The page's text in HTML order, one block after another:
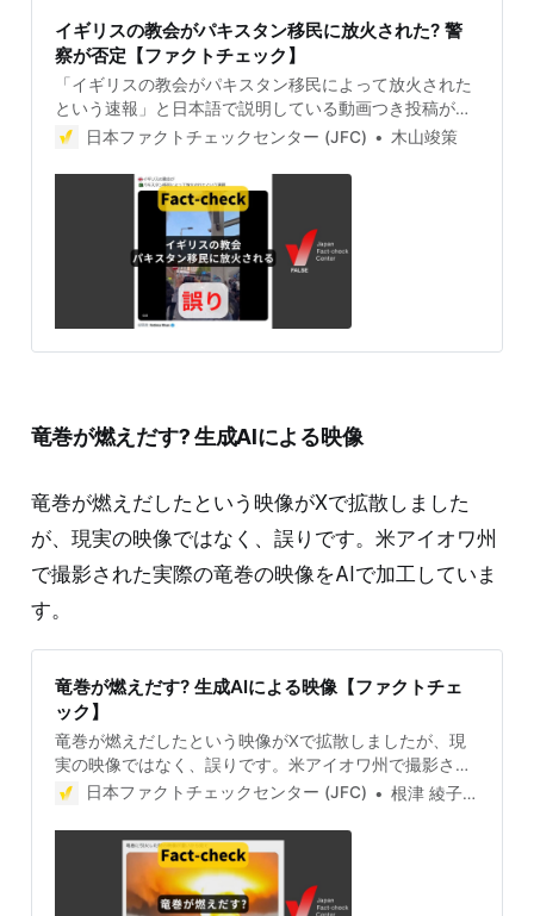
イギリスの教会がパキスタン移民に放火された? 警
察が否定【ファクトチェック】
「イギリスの教会がパキスタン移民によって放火された
という速報」と日本語で説明している動画つき投稿が拡
散しましたが、誤りです。火災は2025年4月に撮影され
否定しています。 検証対象 2025年8月28日、「イギリ
スの教会がパキスタン移民によって放火されたという速
報」と日本語で書かれた動画つき投稿が拡散した。 動画
には、教会のような建物が火をあげて燃える様子が映っ
ている。 2025年9月1日現在、この投稿は6500件以上リ
ポストされ、表示回数は62万回を超える。投稿について
「教会の放火事件はほとんどがイスラム教徒によるも
ギリス・ウェールズ南部ポート・タルボットの教会が炎
Mirror」が、19世紀に建てられた歴史的な教会で大規模
日本ファクトチェックセンター (JFC) 木山竣策
竜巻が燃えだす? 生成AIによる映像
竜巻が燃えだしたという映像がXで拡散しました
が、現実の映像ではなく、誤りです。米アイオワ州
で撮影された実際の竜巻の映像をAIで加工していま
す。
竜巻が燃えだす? 生成AIによる映像【ファクトチェ
ック】
竜巻が燃えだしたという映像がXで拡散しましたが、現
実の映像ではなく、誤りです。米アイオワ州で撮影され
た実際の竜巻の映像をAIで加工しています。 検証対象
見て」という文言が付いた動画がXで拡散した。動画に
は、赤みがかった竜巻が次第に燃える様子が映ってい
る。 9月1日現在、動画は1.2万回以上リポストされ、表
示は1,734.8万件を超える。 投稿には「関東大震災の時
日本ファクトチェックセンター (JFC) 根津 綾子(Ayako Nezu)